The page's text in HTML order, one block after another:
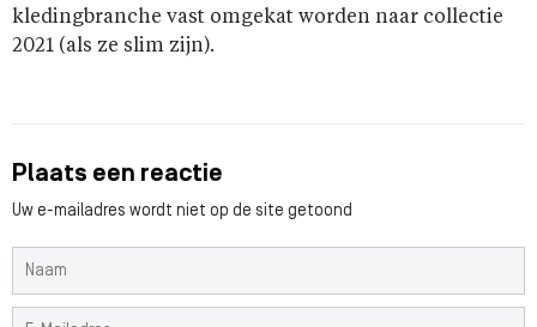
kledingbranche vast omgekat worden naar collectie
2021 (als ze slim zijn).
Plaats een reactie
Uw e-mailadres wordt niet op de site getoond